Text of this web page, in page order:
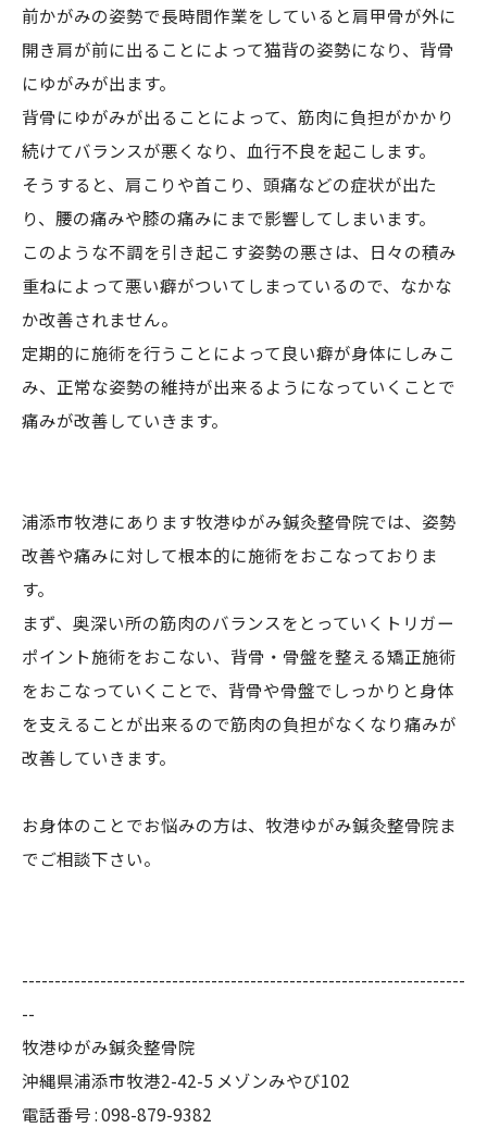
前かがみの姿勢で長時間作業をしていると肩甲骨が外に
開き肩が前に出ることによって猫背の姿勢になり、背骨
にゆがみが出ます。
背骨にゆがみが出ることによって、筋肉に負担がかかり
続けてバランスが悪くなり、血行不良を起こします。
そうすると、肩こりや首こり、頭痛などの症状が出た
り、腰の痛みや膝の痛みにまで影響してしまいます。
このような不調を引き起こす姿勢の悪さは、日々の積み
重ねによって悪い癖がついてしまっているので、なかな
か改善されません。
定期的に施術を行うことによって良い癖が身体にしみこ
み、正常な姿勢の維持が出来るようになっていくことで
痛みが改善していきます。
浦添市牧港にあります牧港ゆがみ鍼灸整骨院では、姿勢
改善や痛みに対して根本的に施術をおこなっておりま
す。
まず、奥深い所の筋肉のバランスをとっていくトリガー
ポイント施術をおこない、背骨・骨盤を整える矯正施術
をおこなっていくことで、背骨や骨盤でしっかりと身体
を支えることが出来るので筋肉の負担がなくなり痛みが
改善していきます。
お身体のことでお悩みの方は、牧港ゆがみ鍼灸整骨院ま
でご相談下さい。
--------------------------------------------------------------------
--
牧港ゆがみ鍼灸整骨院
沖縄県浦添市牧港2-42-5 メゾンみやび102
電話番号 : 098-879-9382